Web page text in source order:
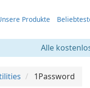
Produkte
Alle
1Password